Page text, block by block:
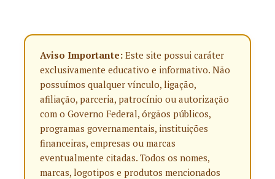
Aviso Importante: Este site possui caráter
exclusivamente educativo e informativo. Não
possuímos qualquer vínculo, ligação,
afiliação, parceria, patrocínio ou autorização
com o Governo Federal, órgãos públicos,
programas governamentais, instituições
financeiras, empresas ou marcas
eventualmente citadas. Todos os nomes,
marcas, logotipos e produtos mencionados